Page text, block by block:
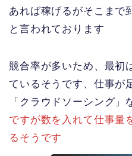
あれば稼げるがそこまで
と言われております
競合率が多いため、最初
ているそうです、仕事が
「クラウドソーシング」
ですが数を入れて仕事量
るそうです